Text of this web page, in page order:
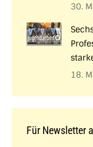
30.
18.
Für Newsletter